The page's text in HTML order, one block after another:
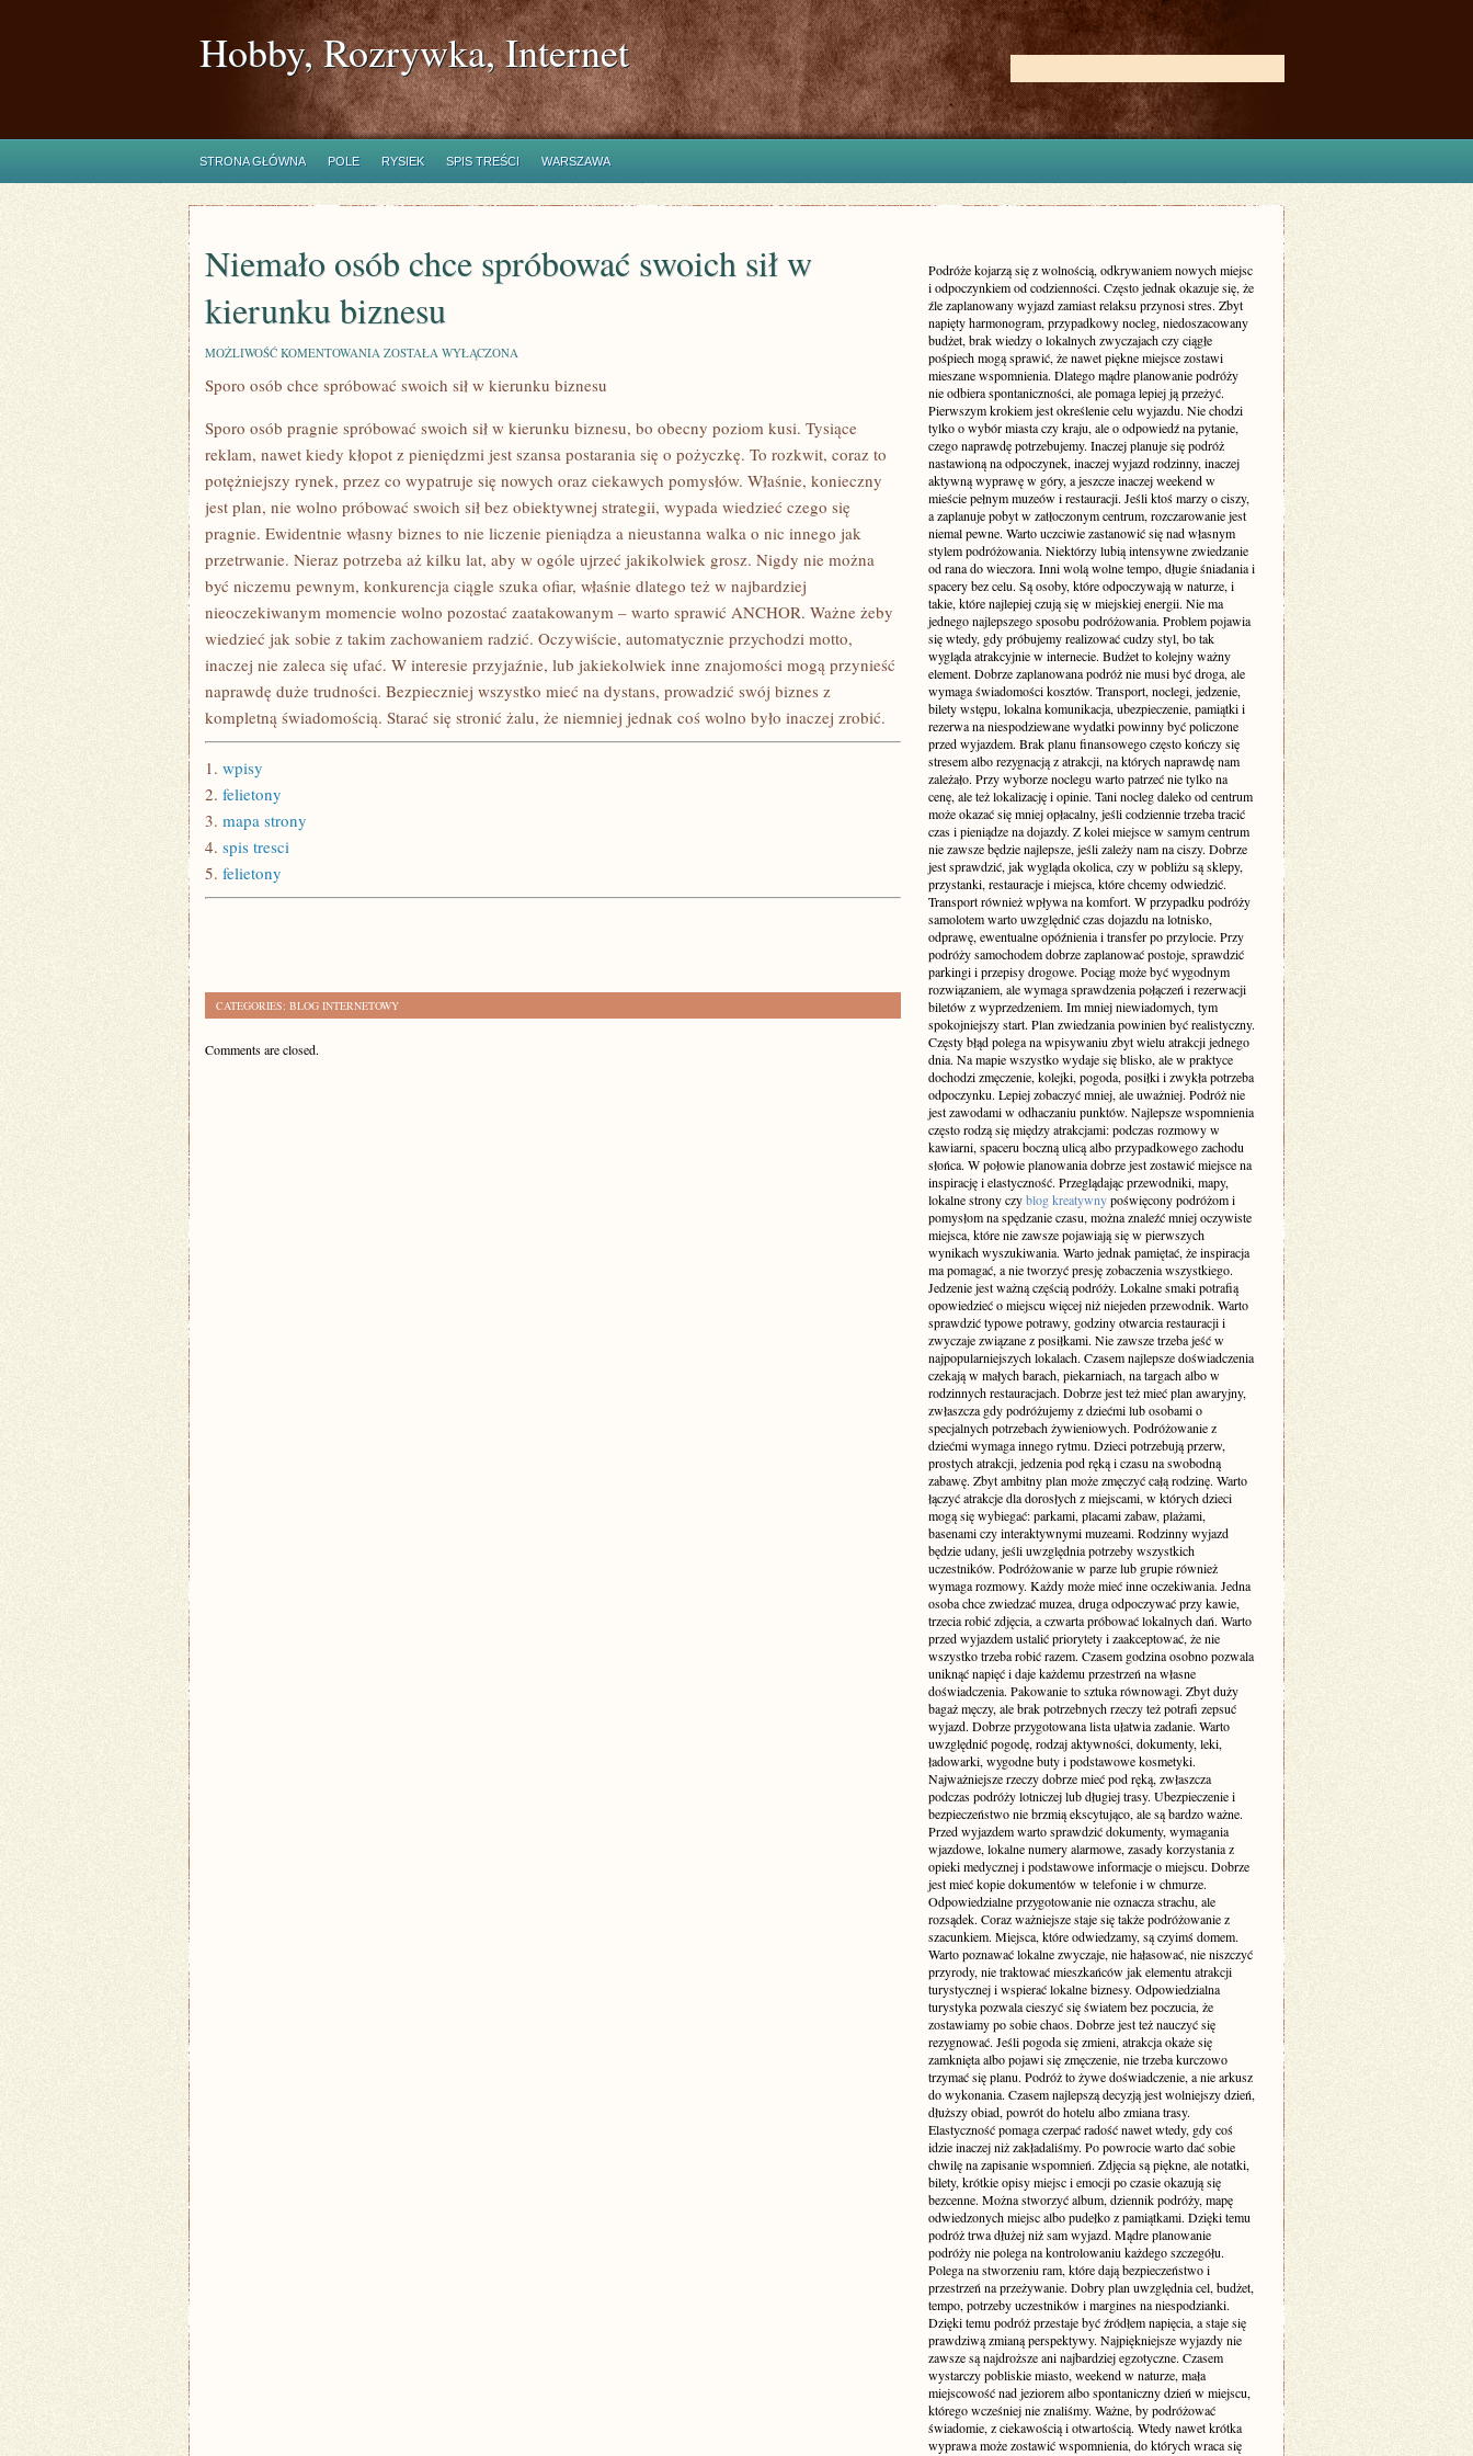
Hobby, Rozrywka, Internet
STRONA GŁÓWNA POLE RYSIEK SPIS TREŚCI WARSZAWA
Niemało osób chce spróbować swoich sił w
kierunku biznesu
MOŻLIWOŚĆ KOMENTOWANIA NIEMAŁO
CHCE
SIŁ
W
KIERUNKU
BIZNESU
ZOSTAŁA WYŁĄCZONA
Sporo osób chce spróbować swoich sił w kierunku biznesu
Sporo osób pragnie spróbować swoich sił w kierunku biznesu, bo obecny poziom kusi. Tysiące
reklam, nawet kiedy kłopot z pieniędzmi jest szansa postarania się o pożyczkę. To rozkwit, coraz to
potężniejszy rynek, przez co wypatruje się nowych oraz ciekawych pomysłów. Właśnie, konieczny
jest plan, nie wolno próbować swoich sił bez obiektywnej strategii, wypada wiedzieć czego się
pragnie. Ewidentnie własny biznes to nie liczenie pieniądza a nieustanna walka o nic innego jak
przetrwanie. Nieraz potrzeba aż kilku lat, aby w ogóle ujrzeć jakikolwiek grosz. Nigdy nie można
być niczemu pewnym, konkurencja ciągle szuka ofiar, właśnie dlatego też w najbardziej
nieoczekiwanym momencie wolno pozostać zaatakowanym – warto sprawić ANCHOR. Ważne żeby
wiedzieć jak sobie z takim zachowaniem radzić. Oczywiście, automatycznie przychodzi motto,
inaczej nie zaleca się ufać. W interesie przyjaźnie, lub jakiekolwiek inne znajomości mogą przynieść
naprawdę duże trudności. Bezpieczniej wszystko mieć na dystans, prowadzić swój biznes z
kompletną świadomością. Starać się stronić żalu, że niemniej jednak coś wolno było inaczej zrobić.
1. wpisy
2. felietony
3. mapa strony
4. spis tresci
5. felietony
CATEGORIES: BLOG INTERNETOWY
Comments are closed.
Podróże kojarzą się z wolnością, odkrywaniem nowych miejsc
i odpoczynkiem od codzienności. Często jednak okazuje się, że
źle zaplanowany wyjazd zamiast relaksu przynosi stres. Zbyt
napięty harmonogram, przypadkowy nocleg, niedoszacowany
budżet, brak wiedzy o lokalnych zwyczajach czy ciągłe
pośpiech mogą sprawić, że nawet piękne miejsce zostawi
mieszane wspomnienia. Dlatego mądre planowanie podróży
nie odbiera spontaniczności, ale pomaga lepiej ją przeżyć.
Pierwszym krokiem jest określenie celu wyjazdu. Nie chodzi
tylko o wybór miasta czy kraju, ale o odpowiedź na pytanie,
czego naprawdę potrzebujemy. Inaczej planuje się podróż
nastawioną na odpoczynek, inaczej wyjazd rodzinny, inaczej
aktywną wyprawę w góry, a jeszcze inaczej weekend w
mieście pełnym muzeów i restauracji. Jeśli ktoś marzy o ciszy,
a zaplanuje pobyt w zatłoczonym centrum, rozczarowanie jest
niemal pewne. Warto uczciwie zastanowić się nad własnym
stylem podróżowania. Niektórzy lubią intensywne zwiedzanie
od rana do wieczora. Inni wolą wolne tempo, długie śniadania i
spacery bez celu. Są osoby, które odpoczywają w naturze, i
takie, które najlepiej czują się w miejskiej energii. Nie ma
jednego najlepszego sposobu podróżowania. Problem pojawia
się wtedy, gdy próbujemy realizować cudzy styl, bo tak
wygląda atrakcyjnie w internecie. Budżet to kolejny ważny
element. Dobrze zaplanowana podróż nie musi być droga, ale
wymaga świadomości kosztów. Transport, noclegi, jedzenie,
bilety wstępu, lokalna komunikacja, ubezpieczenie, pamiątki i
rezerwa na niespodziewane wydatki powinny być policzone
przed wyjazdem. Brak planu finansowego często kończy się
stresem albo rezygnacją z atrakcji, na których naprawdę nam
zależało. Przy wyborze noclegu warto patrzeć nie tylko na
cenę, ale też lokalizację i opinie. Tani nocleg daleko od centrum
może okazać się mniej opłacalny, jeśli codziennie trzeba tracić
czas i pieniądze na dojazdy. Z kolei miejsce w samym centrum
nie zawsze będzie najlepsze, jeśli zależy nam na ciszy. Dobrze
jest sprawdzić, jak wygląda okolica, czy w pobliżu są sklepy,
przystanki, restauracje i miejsca, które chcemy odwiedzić.
Transport również wpływa na komfort. W przypadku podróży
samolotem warto uwzględnić czas dojazdu na lotnisko,
odprawę, ewentualne opóźnienia i transfer po przylocie. Przy
podróży samochodem dobrze zaplanować postoje, sprawdzić
parkingi i przepisy drogowe. Pociąg może być wygodnym
rozwiązaniem, ale wymaga sprawdzenia połączeń i rezerwacji
biletów z wyprzedzeniem. Im mniej niewiadomych, tym
spokojniejszy start. Plan zwiedzania powinien być realistyczny.
Częsty błąd polega na wpisywaniu zbyt wielu atrakcji jednego
dnia. Na mapie wszystko wydaje się blisko, ale w praktyce
dochodzi zmęczenie, kolejki, pogoda, posiłki i zwykła potrzeba
odpoczynku. Lepiej zobaczyć mniej, ale uważniej. Podróż nie
jest zawodami w odhaczaniu punktów. Najlepsze wspomnienia
często rodzą się między atrakcjami: podczas rozmowy w
kawiarni, spaceru boczną ulicą albo przypadkowego zachodu
słońca. W połowie planowania dobrze jest zostawić miejsce na
inspirację i elastyczność. Przeglądając przewodniki, mapy,
lokalne strony czyblog kreatywnypoświęcony podróżom i
pomysłom na spędzanie czasu, można znaleźć mniej oczywiste
miejsca, które nie zawsze pojawiają się w pierwszych
wynikach wyszukiwania. Warto jednak pamiętać, że inspiracja
ma pomagać, a nie tworzyć presję zobaczenia wszystkiego.
Jedzenie jest ważną częścią podróży. Lokalne smaki potrafią
opowiedzieć o miejscu więcej niż niejeden przewodnik. Warto
sprawdzić typowe potrawy, godziny otwarcia restauracji i
zwyczaje związane z posiłkami. Nie zawsze trzeba jeść w
najpopularniejszych lokalach. Czasem najlepsze doświadczenia
czekają w małych barach, piekarniach, na targach albo w
rodzinnych restauracjach. Dobrze jest też mieć plan awaryjny,
zwłaszcza gdy podróżujemy z dziećmi lub osobami o
specjalnych potrzebach żywieniowych. Podróżowanie z
dziećmi wymaga innego rytmu. Dzieci potrzebują przerw,
prostych atrakcji, jedzenia pod ręką i czasu na swobodną
zabawę. Zbyt ambitny plan może zmęczyć całą rodzinę. Warto
łączyć atrakcje dla dorosłych z miejscami, w których dzieci
mogą się wybiegać: parkami, placami zabaw, plażami,
basenami czy interaktywnymi muzeami. Rodzinny wyjazd
będzie udany, jeśli uwzględnia potrzeby wszystkich
uczestników. Podróżowanie w parze lub grupie również
wymaga rozmowy. Każdy może mieć inne oczekiwania. Jedna
osoba chce zwiedzać muzea, druga odpoczywać przy kawie,
trzecia robić zdjęcia, a czwarta próbować lokalnych dań. Warto
przed wyjazdem ustalić priorytety i zaakceptować, że nie
wszystko trzeba robić razem. Czasem godzina osobno pozwala
uniknąć napięć i daje każdemu przestrzeń na własne
doświadczenia. Pakowanie to sztuka równowagi. Zbyt duży
bagaż męczy, ale brak potrzebnych rzeczy też potrafi zepsuć
wyjazd. Dobrze przygotowana lista ułatwia zadanie. Warto
uwzględnić pogodę, rodzaj aktywności, dokumenty, leki,
ładowarki, wygodne buty i podstawowe kosmetyki.
Najważniejsze rzeczy dobrze mieć pod ręką, zwłaszcza
podczas podróży lotniczej lub długiej trasy. Ubezpieczenie i
bezpieczeństwo nie brzmią ekscytująco, ale są bardzo ważne.
Przed wyjazdem warto sprawdzić dokumenty, wymagania
wjazdowe, lokalne numery alarmowe, zasady korzystania z
opieki medycznej i podstawowe informacje o miejscu. Dobrze
jest mieć kopie dokumentów w telefonie i w chmurze.
Odpowiedzialne przygotowanie nie oznacza strachu, ale
rozsądek. Coraz ważniejsze staje się także podróżowanie z
szacunkiem. Miejsca, które odwiedzamy, są czyimś domem.
Warto poznawać lokalne zwyczaje, nie hałasować, nie niszczyć
przyrody, nie traktować mieszkańców jak elementu atrakcji
turystycznej i wspierać lokalne biznesy. Odpowiedzialna
turystyka pozwala cieszyć się światem bez poczucia, że
zostawiamy po sobie chaos. Dobrze jest też nauczyć się
rezygnować. Jeśli pogoda się zmieni, atrakcja okaże się
zamknięta albo pojawi się zmęczenie, nie trzeba kurczowo
trzymać się planu. Podróż to żywe doświadczenie, a nie arkusz
do wykonania. Czasem najlepszą decyzją jest wolniejszy dzień,
dłuższy obiad, powrót do hotelu albo zmiana trasy.
Elastyczność pomaga czerpać radość nawet wtedy, gdy coś
idzie inaczej niż zakładaliśmy. Po powrocie warto dać sobie
chwilę na zapisanie wspomnień. Zdjęcia są piękne, ale notatki,
bilety, krótkie opisy miejsc i emocji po czasie okazują się
bezcenne. Można stworzyć album, dziennik podróży, mapę
odwiedzonych miejsc albo pudełko z pamiątkami. Dzięki temu
podróż trwa dłużej niż sam wyjazd. Mądre planowanie
podróży nie polega na kontrolowaniu każdego szczegółu.
Polega na stworzeniu ram, które dają bezpieczeństwo i
przestrzeń na przeżywanie. Dobry plan uwzględnia cel, budżet,
tempo, potrzeby uczestników i margines na niespodzianki.
Dzięki temu podróż przestaje być źródłem napięcia, a staje się
prawdziwą zmianą perspektywy. Najpiękniejsze wyjazdy nie
zawsze są najdroższe ani najbardziej egzotyczne. Czasem
wystarczy pobliskie miasto, weekend w naturze, mała
miejscowość nad jeziorem albo spontaniczny dzień w miejscu,
którego wcześniej nie znaliśmy. Ważne, by podróżować
świadomie, z ciekawością i otwartością. Wtedy nawet krótka
wyprawa może zostawić wspomnienia, do których wraca się